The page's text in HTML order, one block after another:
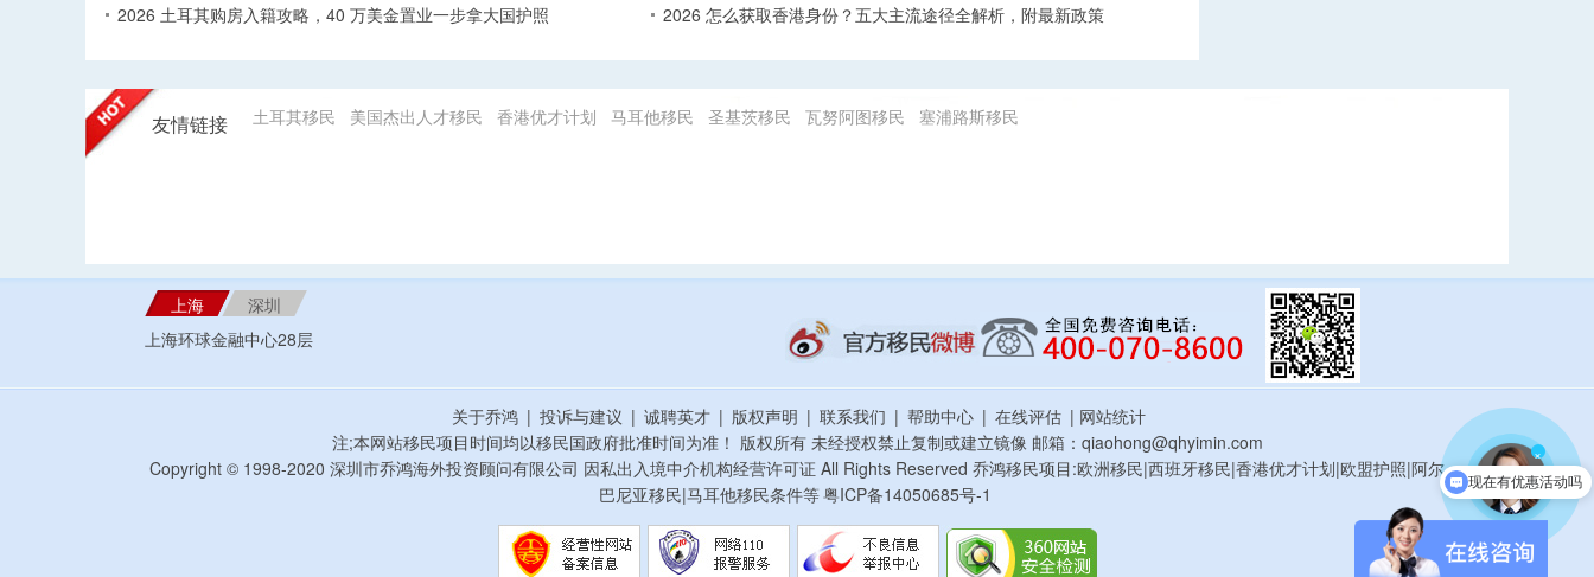
2026 土耳其购房入籍攻略，40 万美金置业一步拿大国护照
2026 怎么获取香港身份？五大主流途径全解析，附最新政策
友情链接 土耳其移民 美国杰出人才移民 香港优才计划 马耳他移民 圣基茨移民 瓦努阿图移民 塞浦路斯移民
上海
深圳
上海环球金融中心28层
关于乔鸿 | 投诉与建议 | 诚聘英才 | 版权声明 | 联系我们 | 帮助中心 | 在线评估 | 网站统计
注;本网站移民项目时间均以移民国政府批准时间为准！ 版权所有 未经授权禁止复制或建立镜像 邮箱：qiaohong@qhyimin.com
Copyright © 1998-2020 深圳市乔鸿海外投资顾问有限公司 因私出入境中介机构经营许可证 All Rights Reserved 乔鸿移民项目:欧洲移民|西班牙移民|香港优才计划|欧盟护照|阿尔
巴尼亚移民|马耳他移民条件等粤ICP备14050685号-1 可以介绍下你们的产品么
现在有优惠活动吗
×